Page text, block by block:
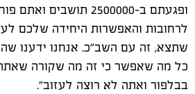
ופגעתם ב-2500000
לרחובות והאפשרות היחידה שלכם
שתצא, זה עם השב"כ. אנחנו ידענו
כל מה שאפשר כי זה מה שקורה
בבלפור ואתה לא רוצה לעזוב".